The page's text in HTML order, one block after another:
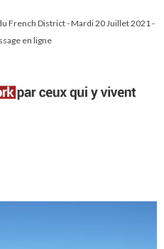
French District - Mardi 20 Juillet 2021 -
en ligne